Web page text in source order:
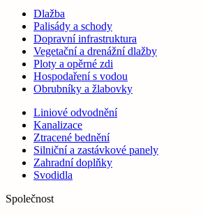
Dlažba
Palisády a schody
Dopravní infrastruktura
Vegetační a drenážní dlažby
Ploty a opěrné zdi
Hospodaření s vodou
Obrubníky a žlabovky
Liniové odvodnění
Kanalizace
Ztracené bednění
Silniční a zastávkové panely
Zahradní doplňky
Svodidla
Společnost